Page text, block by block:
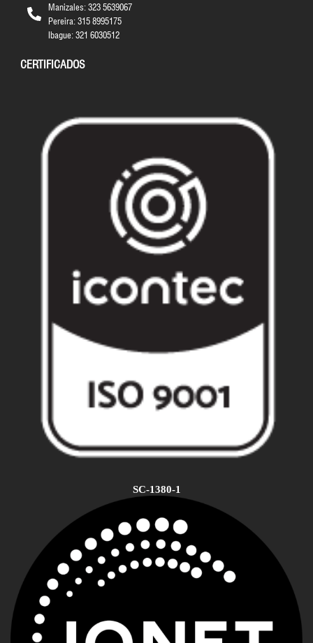
Manizales: 323 5639067
Pereira: 315 8995175
Ibague: 321 6030512
CERTIFICADOS
SC-1380-1